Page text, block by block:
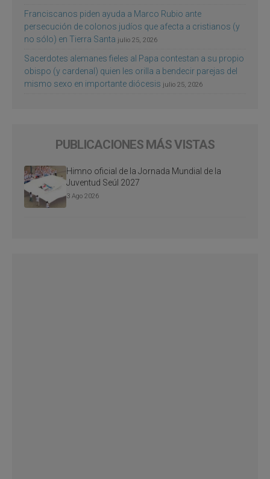
Franciscanos piden ayuda a Marco Rubio ante
persecución de colonos judíos que afecta a cristianos (y
no sólo) en Tierra Santa julio 25, 2026
Sacerdotes alemanes fieles al Papa contestan a su propio
obispo (y cardenal) quien les orilla a bendecir parejas del
mismo sexo en importante diócesis julio 25, 2026
PUBLICACIONES MÁS VISTAS
Himno oficial de la Jornada Mundial de la
Juventud Seúl 2027
3 Ago 2026